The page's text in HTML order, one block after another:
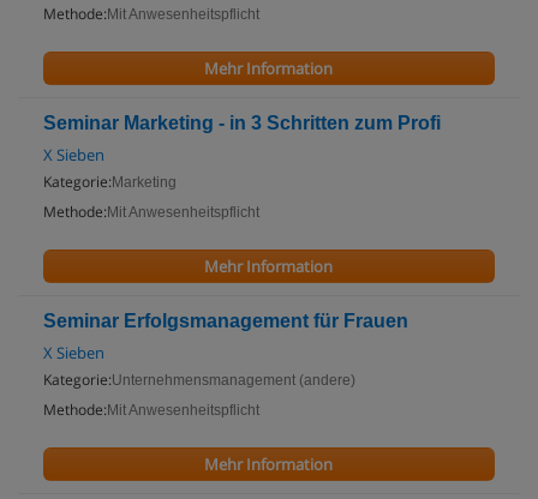
Methode: Mit Anwesenheitspflicht
Mehr Information
Seminar Marketing - in 3 Schritten zum Profi
X Sieben
Kategorie: Marketing
Methode: Mit Anwesenheitspflicht
Mehr Information
Seminar Erfolgsmanagement für Frauen
X Sieben
Kategorie:Unternehmensmanagement (andere)
Methode: Mit Anwesenheitspflicht
Mehr Information